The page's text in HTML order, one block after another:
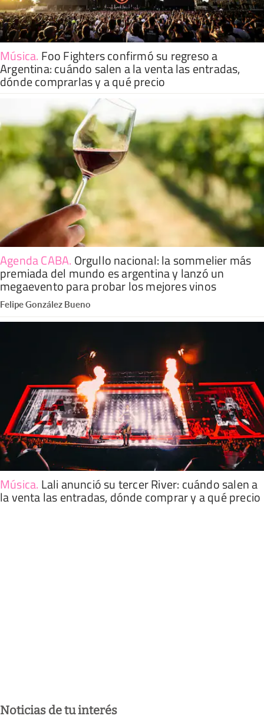
Música. Foo Fighters confirmó su regreso a
Argentina: cuándo salen a la venta las entradas,
dónde comprarlas y a qué precio
Agenda CABA. Orgullo nacional: la sommelier más
premiada del mundo es argentina y lanzó un
megaevento para probar los mejores vinos
Felipe González Bueno
Música. Lali anunció su tercer River: cuándo salen a
la venta las entradas, dónde comprar y a qué precio
Noticias de tu interés